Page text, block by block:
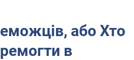
або Хто
в